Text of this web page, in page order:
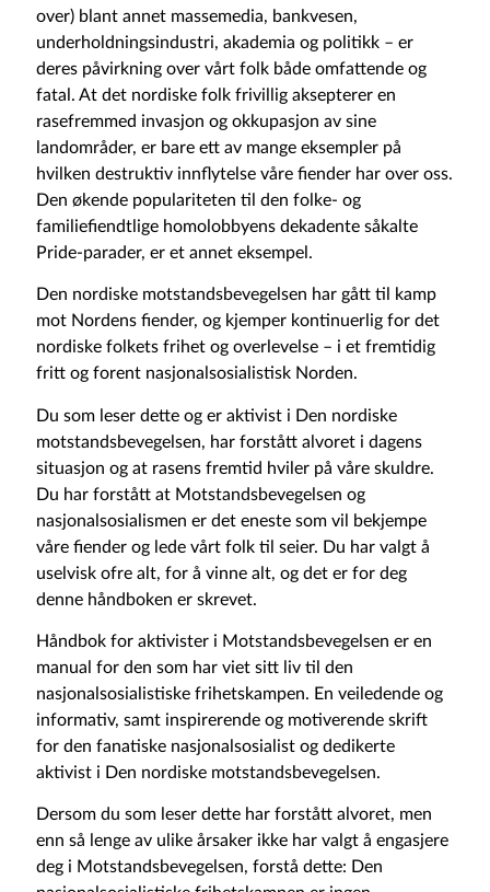
over) blant annet massemedia, bankvesen,
underholdningsindustri, akademia og politikk – er
deres påvirkning over vårt folk både omfattende og
fatal. At det nordiske folk frivillig aksepterer en
rasefremmed invasjon og okkupasjon av sine
landområder, er bare ett av mange eksempler på
hvilken destruktiv innflytelse våre fiender har over oss.
Den økende populariteten til den folke- og
familiefiendtlige homolobbyens dekadente såkalte
Pride-parader, er et annet eksempel.
Den nordiske motstandsbevegelsen har gått til kamp
mot Nordens fiender, og kjemper kontinuerlig for det
nordiske folkets frihet og overlevelse – i et fremtidig
fritt og forent nasjonalsosialistisk Norden.
Du som leser dette og er aktivist i Den nordiske
motstandsbevegelsen, har forstått alvoret i dagens
situasjon og at rasens fremtid hviler på våre skuldre.
Du har forstått at Motstandsbevegelsen og
nasjonalsosialismen er det eneste som vil bekjempe
våre fiender og lede vårt folk til seier. Du har valgt å
uselvisk ofre alt, for å vinne alt, og det er for deg
denne håndboken er skrevet.
Håndbok for aktivister i Motstandsbevegelsen er en
manual for den som har viet sitt liv til den
nasjonalsosialistiske frihetskampen. En veiledende og
informativ, samt inspirerende og motiverende skrift
for den fanatiske nasjonalsosialist og dedikerte
aktivist i Den nordiske motstandsbevegelsen.
Dersom du som leser dette har forstått alvoret, men
enn så lenge av ulike årsaker ikke har valgt å engasjere
deg i Motstandsbevegelsen, forstå dette: Den